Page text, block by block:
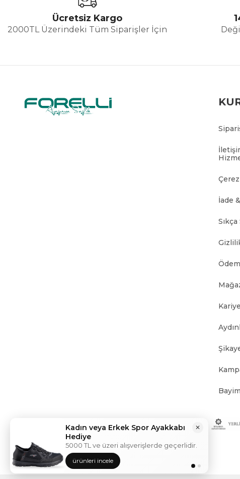
✕
Kadın veya Erkek Spor Ayakkabı
Hediye
5000 TL ve üzeri alışverişlerde geçerlidir.
ürünleri incele
Ücretsiz Kargo
2000TL Üzerindeki Tüm Siparişler İçin
İade